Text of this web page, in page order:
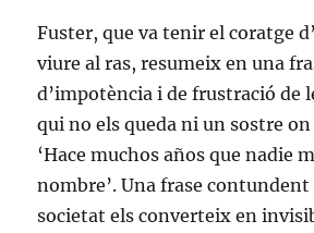
Fuster, que va tenir el coratge
viure al ras, resumeix en una
d’impotència i de frustració de
qui no els queda ni un sostre
‘Hace muchos años que nadie
nombre’. Una frase contundent
societat els converteix en